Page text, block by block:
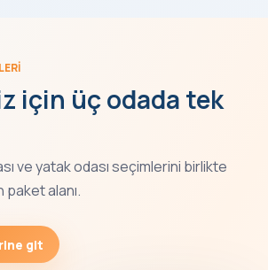
için üç odada tek
ve yatak odası seçimlerini birlikte
alanı.
git